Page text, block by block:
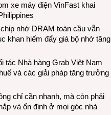
xe máy điện VinFast khai
nhớ DRAM toàn cầu vẫn
khan hiếm đẩy giá bộ nhớ tăng
tác Nhà hàng Grab Việt Nam
và các giải pháp tăng trưởng
chỉ cần nhanh, mà còn phải
và ổn định ở mọi góc nhà